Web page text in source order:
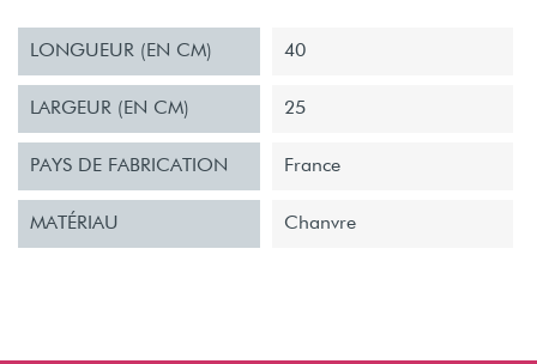
LONGUEUR (EN CM) 40
LARGEUR (EN CM) 25
PAYS DE FABRICATION France
MATÉRIAU Chanvre